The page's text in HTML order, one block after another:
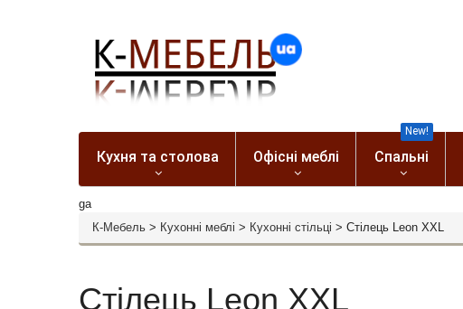
Кухня та столова Офісні меблі Спальні
New!
ga
К-Мебель > Кухонні меблі > Кухонні стільці > Стілець Leon XXL
Стілець Leon XXL